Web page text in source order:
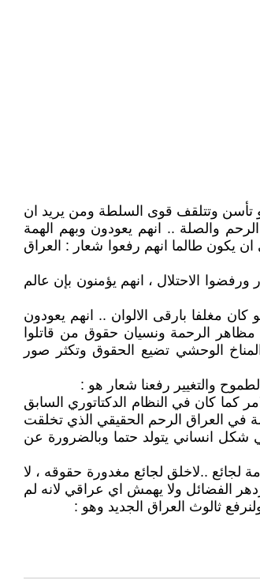
ستتوقف او تأسن وتتلقف قوى السلطة ومن يريد ان
والصلة .. انهم يعودون وبهم الهمة
يكون طالما انهم رفعوا شعار : العراق
ورفضوا الاحتلال ، انهم يؤمنون بإن عالم
كان مغلفا بارقى الالوان .. انهم يعودون
مظاهر الرحمة ونسيان حقوق من قاتلوا
الوحشي تضيع الحقوق وتكثر صور
والتغيير رفعنا شعار هو :
كما كان في النظام الدكتاتوري السابق
مثال وظلت تجربة الانتفاضة في العراق الرحم الحقيقي الذي تخلقت
شكل انساني يتولد حتما وبالضرورة عن
لجائع ..لاخلق لجائع مغدورة حقوقه ، لا
الفضائل ولا يهمش اي عراقي لانه لم
ثالوث العراق الجديد وهو :